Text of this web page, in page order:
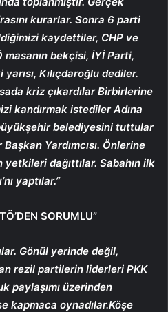
kurarlar. Sonra 6 parti
kaydettiler, CHP ve
masanın bekçisi, İYİ Parti,
Kılıçdaroğlu dediler.
kriz çıkardılar Birbirlerine
kandırmak istediler Adına
belediyesini tuttular
Yardımcısı. Önlerine
dağıttılar. Sabahın ilk
yaptılar.”
SORUMLU”
Gönül yerinde değil,
rezil partilerin liderleri PKK
paylaşımı üzerinden
kapmaca oynadılar.Köşe